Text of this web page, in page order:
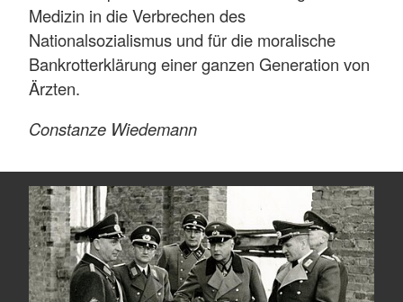
Medizin in die Verbrechen des
Nationalsozialismus und für die moralische
Bankrotterklärung einer ganzen Generation von
Ärzten.
Constanze Wiedemann